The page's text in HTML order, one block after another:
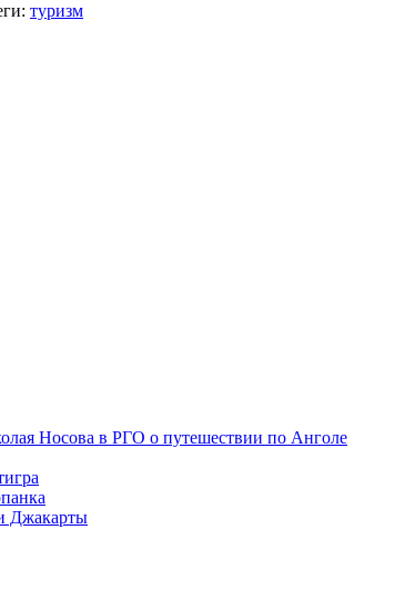
туризм
Носова в РГО о путешествии по Анголе
Джакарты